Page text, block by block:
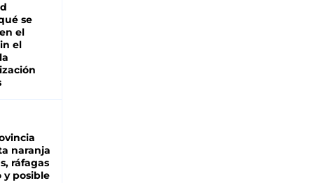
se
el
el
naranja
ráfagas
y posible